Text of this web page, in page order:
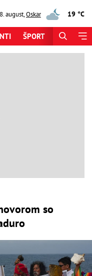
8. august,Oskar 19 °C
ŠPORT
so